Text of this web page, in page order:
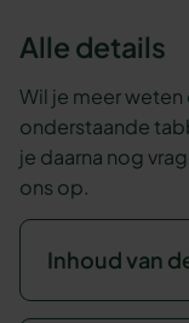
Alle details
Wil je meer weten
onderstaande
je daarna nog
ons op.
Inhoud van